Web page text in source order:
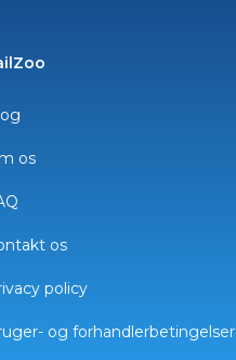
os
os
policy
og forhandlerbetingelser